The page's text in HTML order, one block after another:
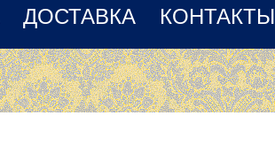
ДОСТАВКА КОНТАКТЫ